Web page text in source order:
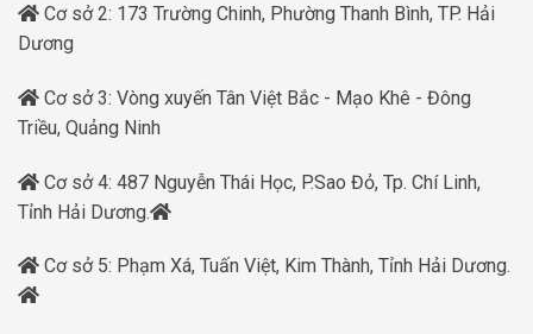
Cơ sở 2: 173 Trường Chinh, Phường Thanh Bình, TP. Hải
Dương
Cơ sở 3: Vòng xuyến Tân Việt Bắc - Mạo Khê - Đông
Triều, Quảng Ninh
Cơ sở 4: 487 Nguyễn Thái Học, P.Sao Đỏ, Tp. Chí Linh,
Tỉnh Hải Dương.
Cơ sở 5: Phạm Xá, Tuấn Việt, Kim Thành, Tỉnh Hải Dương.